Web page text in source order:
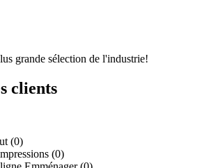
grande sélection de l'industrie!
clients
(0)
(0)